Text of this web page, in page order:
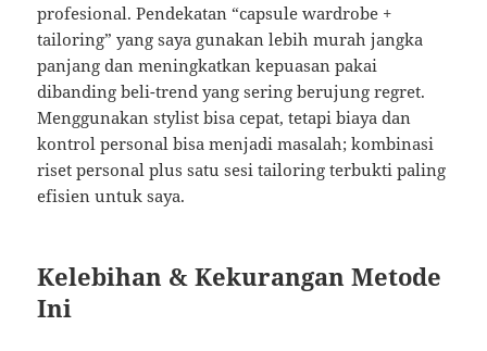
profesional. Pendekatan “capsule wardrobe +
tailoring” yang saya gunakan lebih murah jangka
panjang dan meningkatkan kepuasan pakai
dibanding beli-trend yang sering berujung regret.
Menggunakan stylist bisa cepat, tetapi biaya dan
kontrol personal bisa menjadi masalah; kombinasi
riset personal plus satu sesi tailoring terbukti paling
efisien untuk saya.
Kelebihan & Kekurangan Metode
Ini